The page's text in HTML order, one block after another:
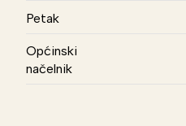
Petak
Općinski
načelnik